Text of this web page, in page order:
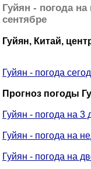
Гуйян - погода
сентябре
Гуйян, Китай,
Гуйян - погода
Прогноз погоды
Гуйян - погода на 3
Гуйян - погода на
Гуйян - погода на